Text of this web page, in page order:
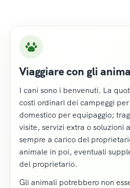
Viaggiare con gli
I cani sono i benvenuti. La
costi ordinari dei campeggi
domestico per equipaggio;
visite, servizi extra o soluzioni
sempre a carico del
animale in poi, eventuali
del proprietario.
Gli animali potrebbero non